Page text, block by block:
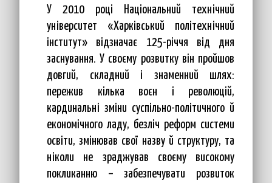
У 2010 році Національний технічний
університет «Харківський політехнічний
інститут» відзначає 125-річчя від дня
заснування. У своєму розвитку він пройшов
довгий, складний і знаменний шлях:
пережив кілька воєн і революцій,
кардинальні зміни суспільно-політичного й
економічного ладу, безліч реформ системи
освіти, змінював свої назву й структуру, та
ніколи не зраджував своєму високому
покликанню – забезпечувати розвиток